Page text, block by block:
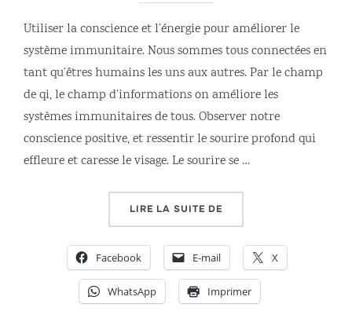
Utiliser la conscience et l’énergie pour améliorer le
système immunitaire. Nous sommes tous connectées en
tant qu’êtres humains les uns aux autres. Par le champ
de qi, le champ d’informations on améliore les
systèmes immunitaires de tous. Observer notre
conscience positive, et ressentir le sourire profond qui
effleure et caresse le visage. Le sourire se …
LIRE LA SUITE DE
Facebook E-mail X
WhatsApp Imprimer